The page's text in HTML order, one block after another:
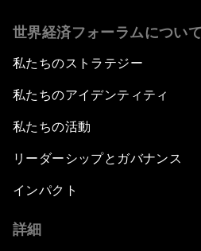
世界経済フォーラムについて
私たちのストラテジー
私たちのアイデンティティ
私たちの活動
リーダーシップとガバナンス
インパクト
詳細